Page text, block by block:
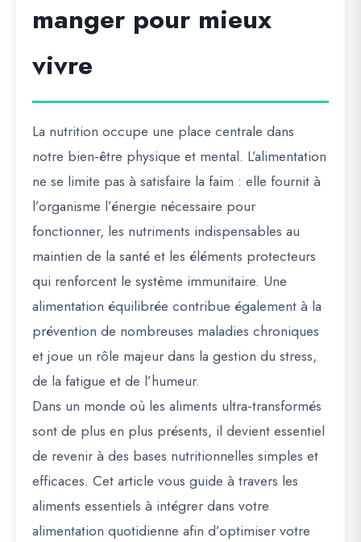
manger pour mieux
vivre
La nutrition occupe une place centrale dans
notre bien-être physique et mental. L’alimentation
ne se limite pas à satisfaire la faim : elle fournit à
l’organisme l’énergie nécessaire pour
fonctionner, les nutriments indispensables au
maintien de la santé et les éléments protecteurs
qui renforcent le système immunitaire. Une
alimentation équilibrée contribue également à la
prévention de nombreuses maladies chroniques
et joue un rôle majeur dans la gestion du stress,
de la fatigue et de l’humeur.
Dans un monde où les aliments ultra-transformés
sont de plus en plus présents, il devient essentiel
de revenir à des bases nutritionnelles simples et
efficaces. Cet article vous guide à travers les
aliments essentiels à intégrer dans votre
alimentation quotidienne afin d’optimiser votre